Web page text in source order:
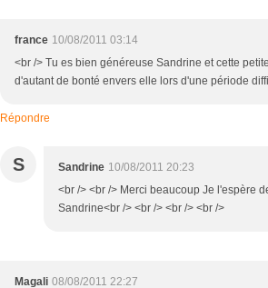
france 10/08/2011 03:14
<br /> Tu es bien généreuse Sandrine et cette
d'autant de bonté envers elle lors d'une période
Répondre
S Sandrine 10/08/2011 20:23
<br /> <br /> Merci beaucoup Je l'espère
Sandrine<br /> <br /> <br /> <br />
Magali 08/08/2011 22:27